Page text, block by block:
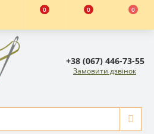
0 0 0
+38 (067) 446-73-55
Замовити дзвінок